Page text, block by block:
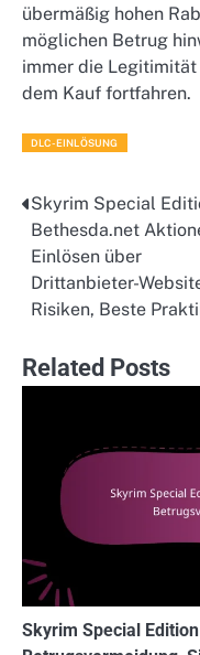
übermäßig hohen
möglichen Betrug
immer die
dem Kauf fortfahren.
DLC-EINLÖSUNG
Post
navigation
Skyrim Special
Bethesda.net
Einlösen über
Drittanbieter-
Risiken, Beste
Related Posts
Skyrim Special